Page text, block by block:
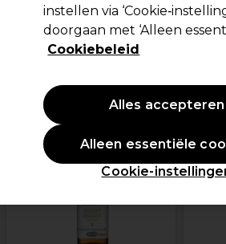
Filters
Sorteren op:
instellen via
doorgaan met ‘Alleen
Cookiebeleid
Cookie-
Alleen essentiële
Alles accepteren